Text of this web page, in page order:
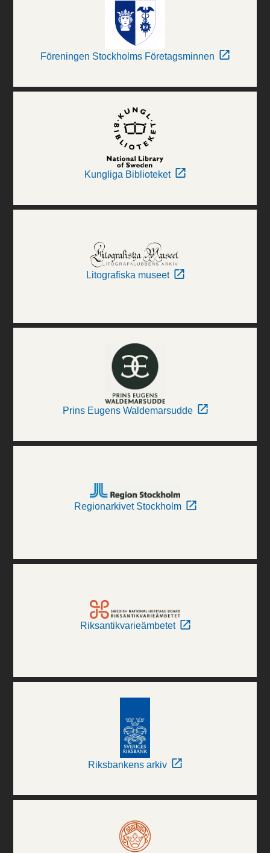
Föreningen Stockholms Företagsminnen
Kungliga Biblioteket
Litografiska museet
Prins Eugens Waldemarsudde
Regionarkivet Stockholm
Riksantikvarieämbetet
Riksbankens arkiv